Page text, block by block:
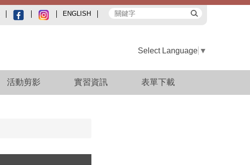
ENGLISH
Select Language ▼
活動剪影 實習資訊 表單下載